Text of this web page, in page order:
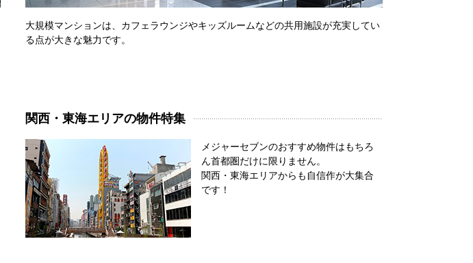
大規模マンションは、カフェラウンジやキッズルームなどの共用施設が充実してい
る点が大きな魅力です。
関西・東海エリアの物件特集
メジャーセブンのおすすめ物件はもちろ
ん首都圏だけに限りません。
関西・東海エリアからも自信作が大集合
です！